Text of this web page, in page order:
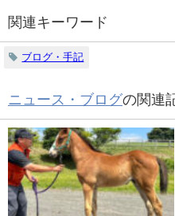
関連キーワード
ブログ・手記
ニュース・ブログの関連